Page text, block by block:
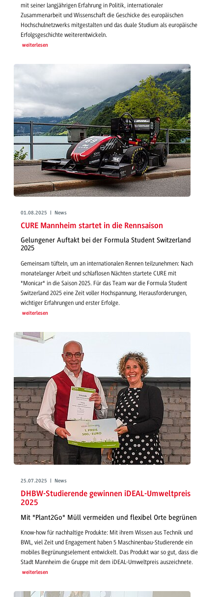
mit seiner langjährigen Erfahrung in Politik, internationaler
Zusammenarbeit und Wissenschaft die Geschicke des europäischen
Hochschulnetzwerks mitgestalten und das duale Studium als europäische
Erfolgsgeschichte weiterentwickeln.
weiterlesen
01.08.2025 | News
CURE Mannheim startet in die Rennsaison
Gelungener Auftakt bei der Formula Student Switzerland
2025
Gemeinsam tüfteln, um an internationalen Rennen teilzunehmen: Nach
monatelanger Arbeit und schlaflosen Nächten startete CURE mit
"Monicar" in die Saison 2025. Für das Team war die Formula Student
Switzerland 2025 eine Zeit voller Hochspannung, Herausforderungen,
wichtiger Erfahrungen und erster Erfolge.
weiterlesen
25.07.2025 | News
DHBW-Studierende gewinnen iDEAL-Umweltpreis
2025
Mit "Plant2Go" Müll vermeiden und flexibel Orte begrünen
Know-how für nachhaltige Produkte: Mit ihrem Wissen aus Technik und
BWL, viel Zeit und Engagement haben 5 Maschinenbau-Studierende ein
mobiles Begrünungselement entwickelt. Das Produkt war so gut, dass die
Stadt Mannheim die Gruppe mit dem iDEAL-Umweltpreis auszeichnete.
weiterlesen